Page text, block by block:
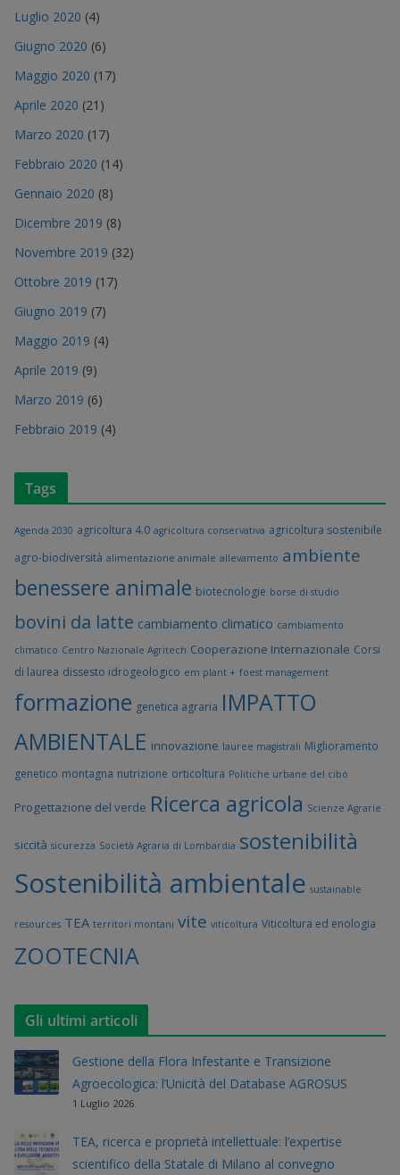
Luglio 2020 (4)
Giugno 2020 (6)
Maggio 2020 (17)
Aprile 2020 (21)
Marzo 2020 (17)
Febbraio 2020 (14)
Gennaio 2020 (8)
Dicembre 2019 (8)
Novembre 2019 (32)
Ottobre 2019 (17)
Giugno 2019 (7)
Maggio 2019 (4)
Aprile 2019 (9)
Marzo 2019 (6)
Febbraio 2019 (4)
Tags
Agenda 2030 agricoltura 4.0 agricoltura conservativa agricoltura sostenibile
agro-biodiversità alimentazione animale allevamento ambiente
benessere animale biotecnologie borse di studio
bovini da latte cambiamento climatico cambiamento
climatico Centro Nazionale Agritech Cooperazione Internazionale Corsi
di laurea dissesto idrogeologico em plant + foest management
formazione genetica agraria IMPATTO
AMBIENTALE innovazione lauree magistrali Miglioramento
genetico montagna nutrizione orticoltura Politiche urbane del cibo
Progettazione del verde Ricerca agricola Scienze Agrarie
siccità sicurezza Società Agraria di Lombardia sostenibilità
Sostenibilità ambientale sustainable
resources TEA territori montani vite viticoltura Viticoltura ed enologia
ZOOTECNIA
Gli ultimi articoli
Gestione della Flora Infestante e Transizione
Agroecologica: l’Unicità del Database AGROSUS
1 Luglio 2026
TEA, ricerca e proprietà intellettuale: l’expertise
scientifico della Statale di Milano al convegno